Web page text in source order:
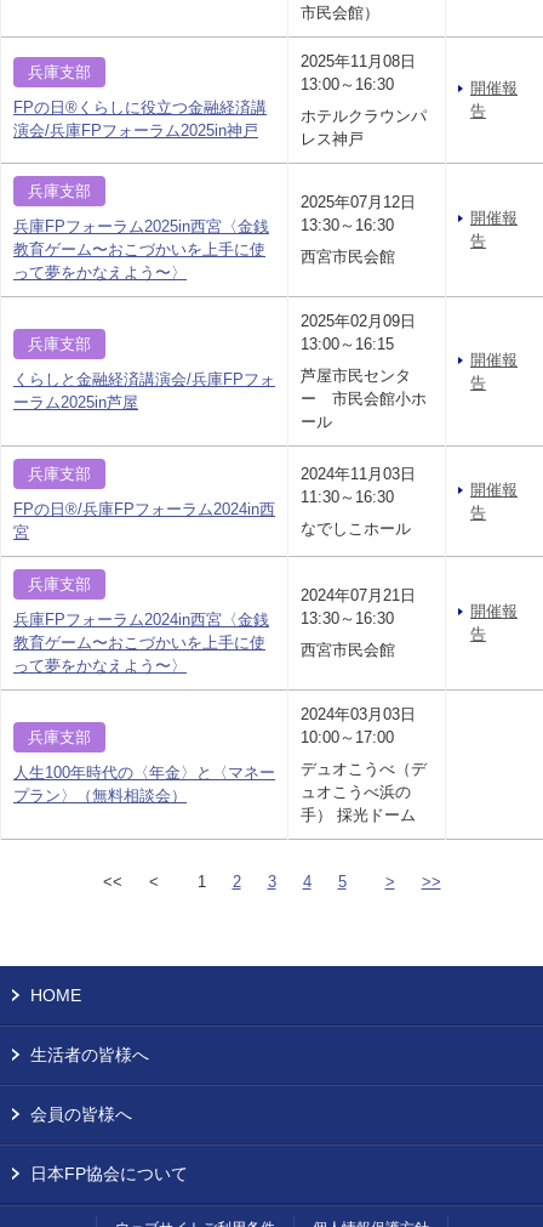
市民会館）
兵庫支部
FPの日®くらしに役立つ金融経済講
演会/兵庫FPフォーラム2025in神戸
2025年11月08日
13:00～16:30
ホテルクラウンパ
レス神戸
開催報
告
兵庫支部
兵庫FPフォーラム2025in西宮〈金銭
教育ゲーム〜おこづかいを上手に使
って夢をかなえよう〜〉
2025年07月12日
13:30～16:30
西宮市民会館
開催報
告
兵庫支部
くらしと金融経済講演会/兵庫FPフォ
ーラム2025in芦屋
2025年02月09日
13:00～16:15
芦屋市民センタ
ー 市民会館小ホ
ール
開催報
告
兵庫支部
FPの日®/兵庫FPフォーラム2024in西
宮
2024年11月03日
11:30～16:30
なでしこホール
開催報
告
兵庫支部
兵庫FPフォーラム2024in西宮〈金銭
教育ゲーム〜おこづかいを上手に使
って夢をかなえよう〜〉
2024年07月21日
13:30～16:30
西宮市民会館
開催報
告
兵庫支部
人生100年時代の〈年金〉と〈マネー
プラン〉（無料相談会）
2024年03月03日
10:00～17:00
デュオこうべ（デ
ュオこうべ浜の
手） 採光ドーム
<< < 1 2 3 4 5 > >>
HOME
生活者の皆様へ
会員の皆様へ
日本FP協会について